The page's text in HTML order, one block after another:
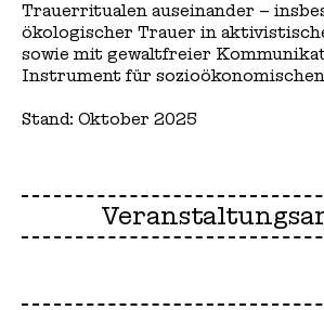
Trauerritualen auseinander –
ökologischer Trauer in
sowie mit gewaltfreier
Instrument für sozioökonomischen
Stand: Oktober 2025